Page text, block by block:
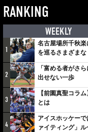
RANKING
WEEKLY
1
名古屋場所千秋
を巡るさまざまな
2
「富める者がさ
出せない一歩
3
【前園真聖コラ
とは
4
アイスホッケー
ァイティング」